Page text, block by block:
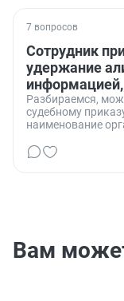
7 вопросов
Сотрудник
удержание
информацией,
Разбираемся,
судебному
наименование
Вам